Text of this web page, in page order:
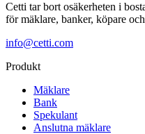
Cetti tar bort osäkerheten i
för mäklare, banker, köpare
info@cetti.com
Produkt
Mäklare
Bank
Spekulant
Anslutna mäklare